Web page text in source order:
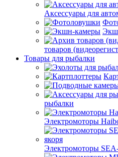
Аксессуары для
товаров
Товары для рыбалки
рыбалки
Электромоторы
Электромоторы